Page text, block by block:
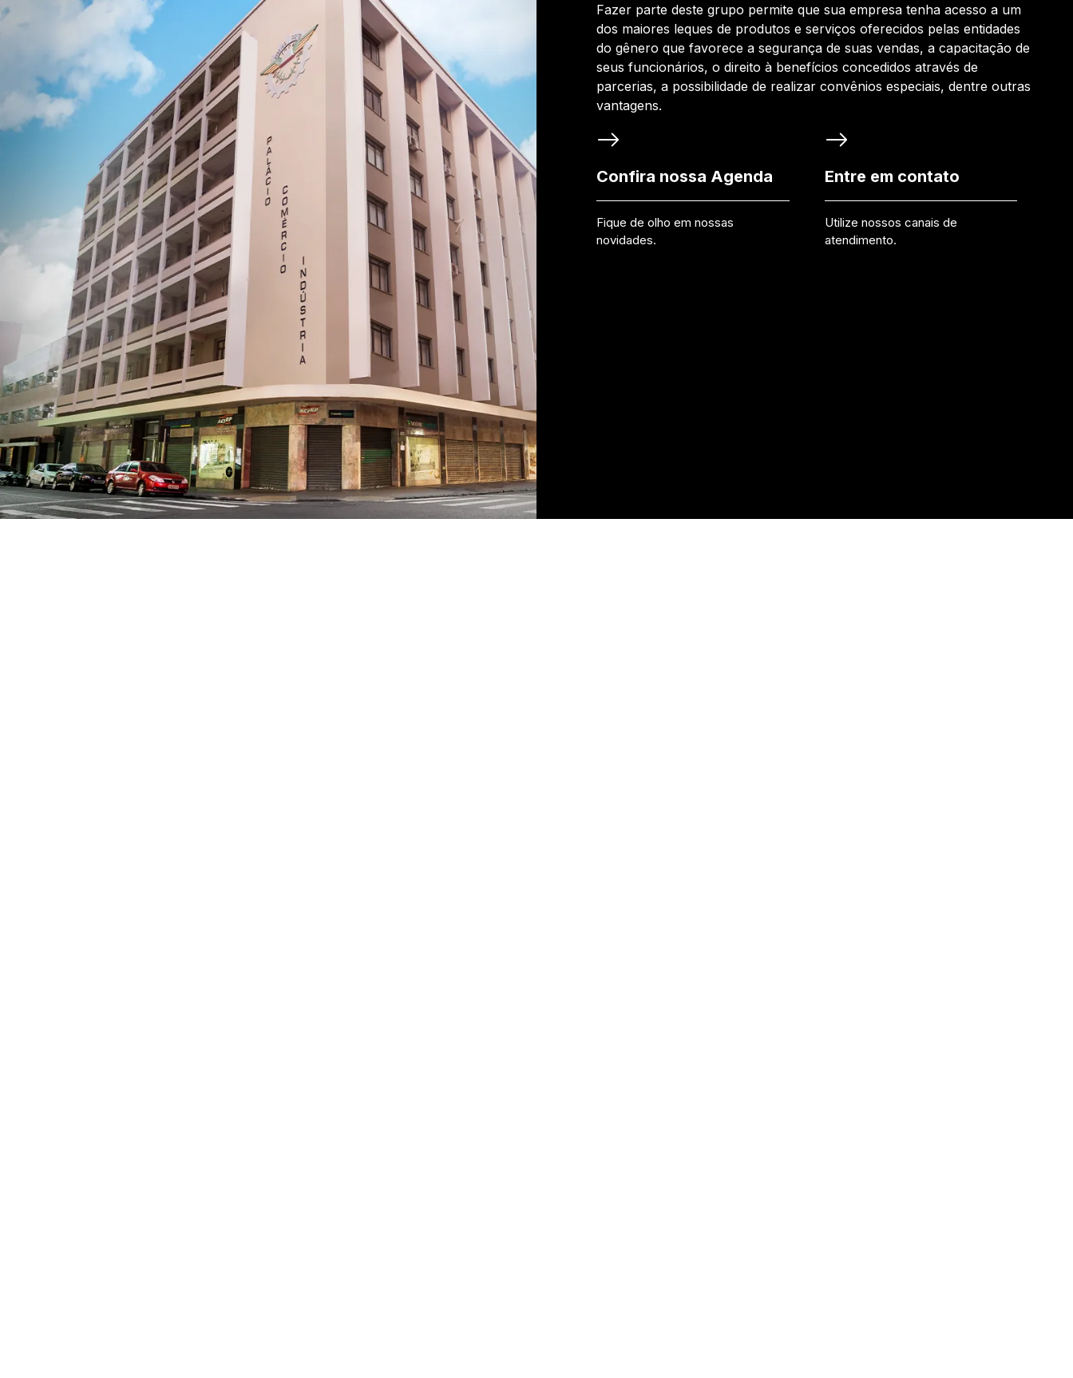
Fazer parte deste grupo permite que sua empresa tenha acesso a um
dos maiores leques de produtos e serviços oferecidos pelas entidades
do gênero que favorece a segurança de suas vendas, a capacitação de
seus funcionários, o direito à benefícios concedidos através de
parcerias, a possibilidade de realizar convênios especiais, dentre outras
vantagens.
Confira nossa Agenda
Fique de olho em nossas
novidades.
Entre em contato
Utilize nossos canais de
atendimento.